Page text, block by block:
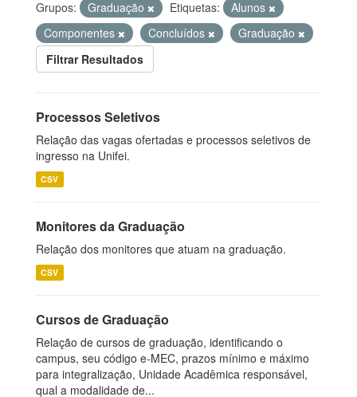
Grupos: Graduação Etiquetas:
Alunos
Componentes
Concluídos
Graduação
Filtrar Resultados
Processos Seletivos
Relação das vagas ofertadas e processos seletivos de
ingresso na Unifei.
CSV
Monitores da Graduação
Relação dos monitores que atuam na graduação.
CSV
Cursos de Graduação
Relação de cursos de graduação, identificando o
campus, seu código e-MEC, prazos mínimo e máximo
para integralização, Unidade Acadêmica responsável,
qual a modalidade de...